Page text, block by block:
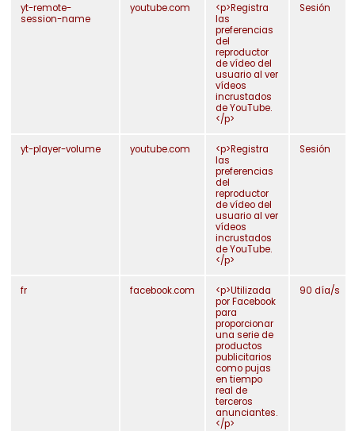
yt-remote-
session-name
youtube.com
<p>Registra
las
preferencias
del
reproductor
de vídeo del
usuario al ver
vídeos
incrustados
de YouTube.
</p>
Sesión
yt-player-volume youtube.com
<p>Registra
las
preferencias
del
reproductor
de vídeo del
usuario al ver
vídeos
incrustados
de YouTube.
</p>
Sesión
fr facebook.com
<p>Utilizada
por Facebook
para
proporcionar
una serie de
productos
publicitarios
como pujas
en tiempo
real de
terceros
anunciantes.
</p>
90 día/s